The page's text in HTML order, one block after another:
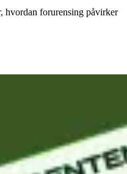
hvordan forurensing påvirker